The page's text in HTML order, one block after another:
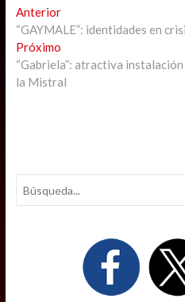
Navegación
de
entradas
AnteriorPrevious
post:
“GAYMALE”: identidades en
PróximoNext
post:
“Gabriela”: atractiva
la Mistral